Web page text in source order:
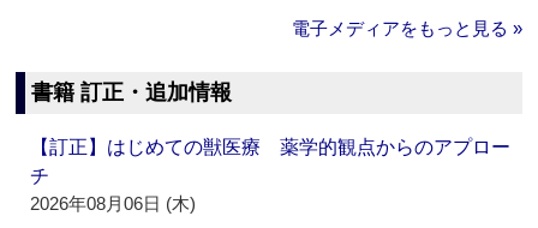
電子メディアをもっと見る »
書籍 訂正・追加情報
【訂正】はじめての獣医療 薬学的観点からのアプロー
チ
2026年08月06日 (木)